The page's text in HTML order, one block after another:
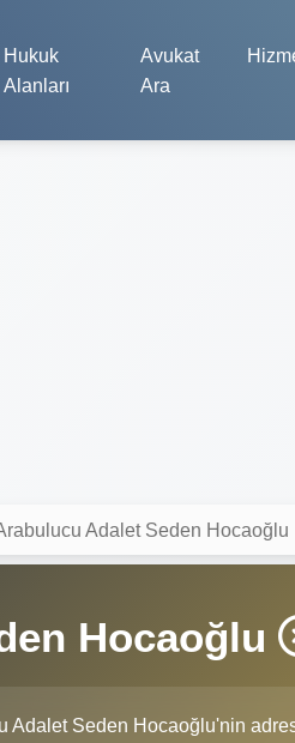
Hukuk
Alanları
Avukat
Ara
Adalet Seden Hocaoğlu
Hocaoğlu
Adalet Seden Hocaoğlu'nin